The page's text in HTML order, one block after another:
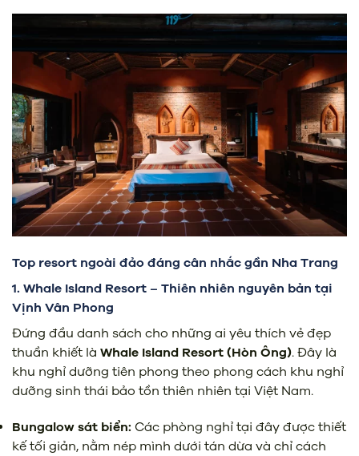
Top resort ngoài đảo đáng cân nhắc gần Nha Trang
1. Whale Island Resort – Thiên nhiên nguyên bản tại
Vịnh Vân Phong
Đứng đầu danh sách cho những ai yêu thích vẻ đẹp
thuần khiết là Whale Island Resort (Hòn Ông). Đây là
khu nghỉ dưỡng tiên phong theo phong cách khu nghỉ
dưỡng sinh thái bảo tồn thiên nhiên tại Việt Nam.
Bungalow sát biển: Các phòng nghỉ tại đây được thiết
kế tối giản, nằm nép mình dưới tán dừa và chỉ cách